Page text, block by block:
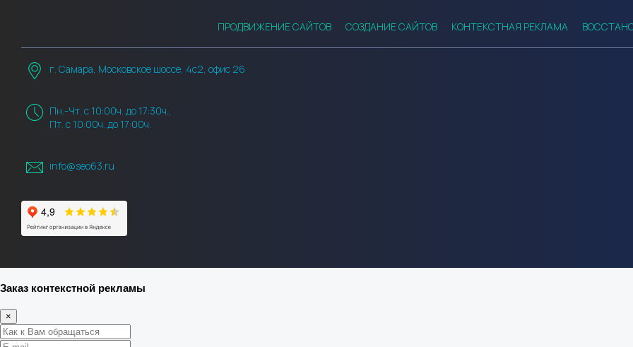
ПРОДВИЖЕНИЕ САЙТОВ СОЗДАНИЕ САЙТОВ КОНТЕКСТНАЯ РЕКЛАМА
г. Самара, Московское шоссе, 4с2, офис 26
Пн.-Чт. с 10:00ч. до 17:30ч.,
Пт. с 10:00ч. до 17:00ч.
info@seo63.ru
Заказ контекстной рекламы
×